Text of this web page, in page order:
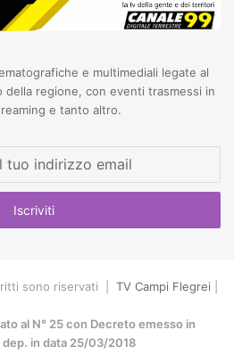
e multimediali legate al
regione, con eventi trasmessi in
e tanto altro.
sono riservati | TV Campi Flegrei
al N° 25 con Decreto emesso in
in data 25/03/2018